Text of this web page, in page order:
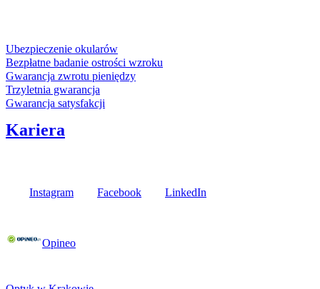
Ubezpieczenie okularów
Bezpłatne badanie ostrości wzroku
Gwarancja zwrotu pieniędzy
Trzyletnia gwarancja
Gwarancja satysfakcji
Kariera
Instagram Facebook LinkedIn
Opineo